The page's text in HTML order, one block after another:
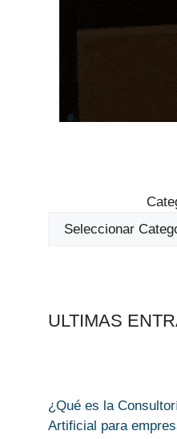
ULTIMAS
¿Qué es la
Artificial para